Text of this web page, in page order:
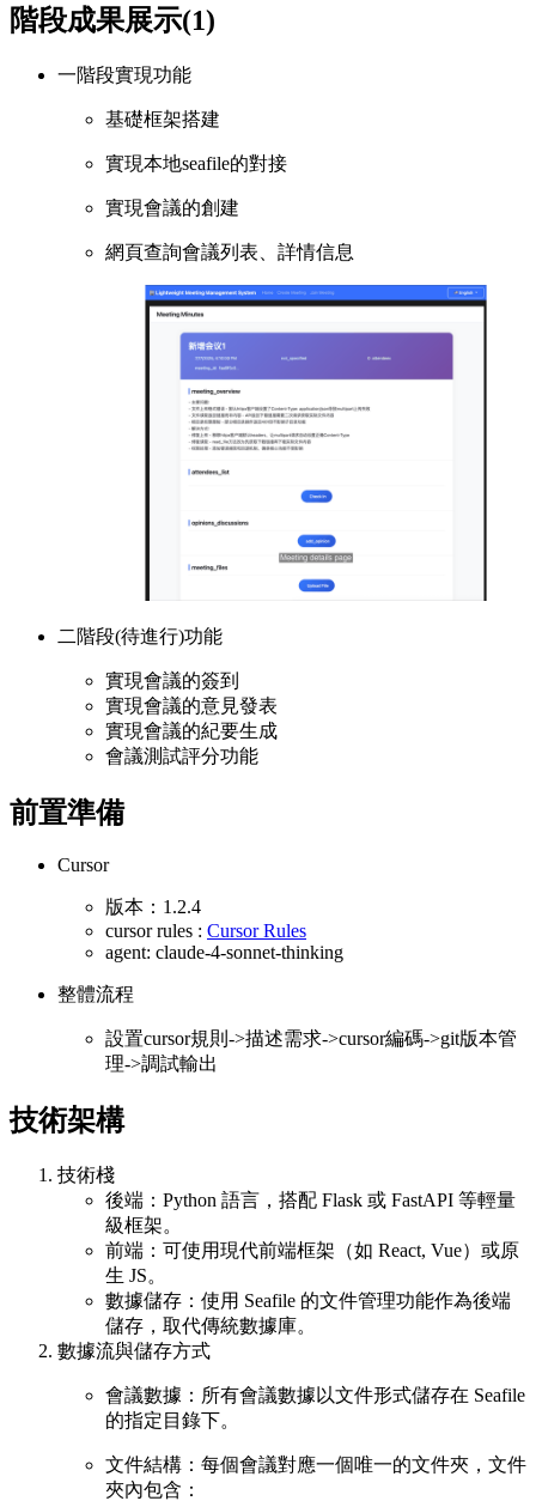
階段成果展示(1)
一階段實現功能
基礎框架搭建
實現本地seafile的對接
實現會議的創建
網頁查詢會議列表、詳情信息
二階段(待進行)功能
實現會議的簽到
實現會議的意見發表
實現會議的紀要生成
會議測試評分功能
前置準備
Cursor
版本：1.2.4
cursor rules : Cursor Rules
agent: claude-4-sonnet-thinking
整體流程
設置cursor規則->描述需求->cursor編碼->git版本管
理->調試輸出
技術架構
技術棧
後端：Python 語言，搭配 Flask 或 FastAPI 等輕量
級框架。
前端：可使用現代前端框架（如 React, Vue）或原
生 JS。
數據儲存：使用 Seafile 的文件管理功能作為後端
儲存，取代傳統數據庫。
數據流與儲存方式
會議數據：所有會議數據以文件形式儲存在 Seafile
的指定目錄下。
文件結構：每個會議對應一個唯一的文件夾，文件
夾內包含：